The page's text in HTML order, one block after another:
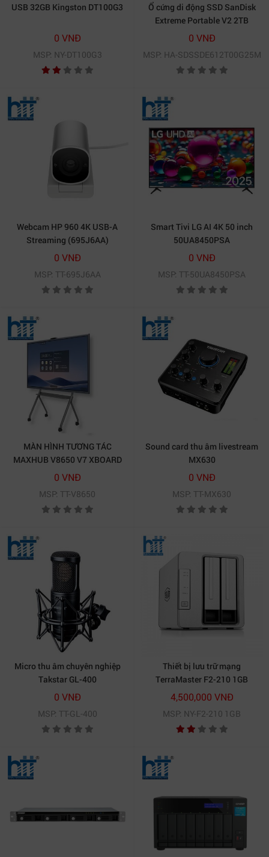
USB 32GB Kingston DT100G3
0 VNĐ
MSP: NY-DT100G3
Ổ cứng di động SSD SanDisk
Extreme Portable V2 2TB
(Monterey) (SDSSDE61-2T00-
0 VNĐ
MSP: HA-SDSSDE612T00G25M
Webcam HP 960 4K USB-A
Streaming (695J6AA)
0 VNĐ
MSP: TT-695J6AA
Smart Tivi LG AI 4K 50 inch
50UA8450PSA
0 VNĐ
MSP: TT-50UA8450PSA
MÀN HÌNH TƯƠNG TÁC
MAXHUB V8650 V7 XBOARD
86 INCH
0 VNĐ
MSP: TT-V8650
Sound card thu âm livestream
MX630
0 VNĐ
MSP: TT-MX630
Micro thu âm chuyên nghiệp
Takstar GL-400
0 VNĐ
MSP: TT-GL-400
Thiết bị lưu trữ mạng
TerraMaster F2-210 1GB
(Chưa có ổ cứng)
4,500,000 VNĐ
MSP: NY-F2-210 1GB